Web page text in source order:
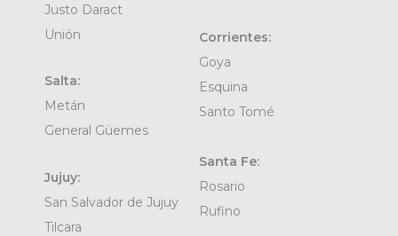
Justo Daract
Unión
Salta:
Metán
General Güemes
Jujuy:
San Salvador de Jujuy
Tilcara
Corrientes:
Goya
Esquina
Santo Tomé
Santa Fe:
Rosario
Rufino